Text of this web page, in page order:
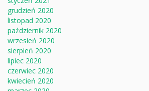
grudzień 2020
listopad 2020
październik 2020
wrzesień 2020
sierpień 2020
lipiec 2020
czerwiec 2020
kwiecień 2020